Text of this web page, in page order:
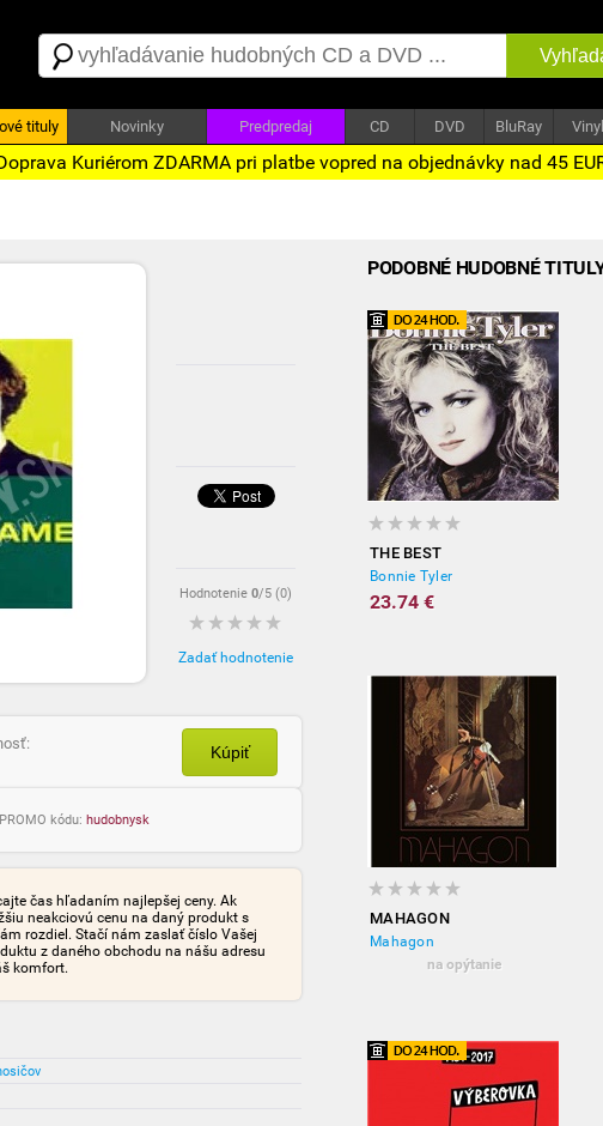
tituly Novinky Predpredaj CD DVD BluRay Vinyl
Kuriérom ZDARMA pri platbe vopred na objednávky nad 45
Hodnotenie 0/5 (0)
Zadať hodnotenie
Kúpiť
kódu: hudobnysk
čas hľadaním najlepšej ceny. Ak
neakciovú cenu na daný produkt s
rozdiel. Stačí nám zaslať číslo Vašej
z daného obchodu na nášu adresu
komfort.
PODOBNÉ HUDOBNÉ
THE BEST
Bonnie Tyler
23.74 €
MAHAGON
Mahagon
na opýtanie